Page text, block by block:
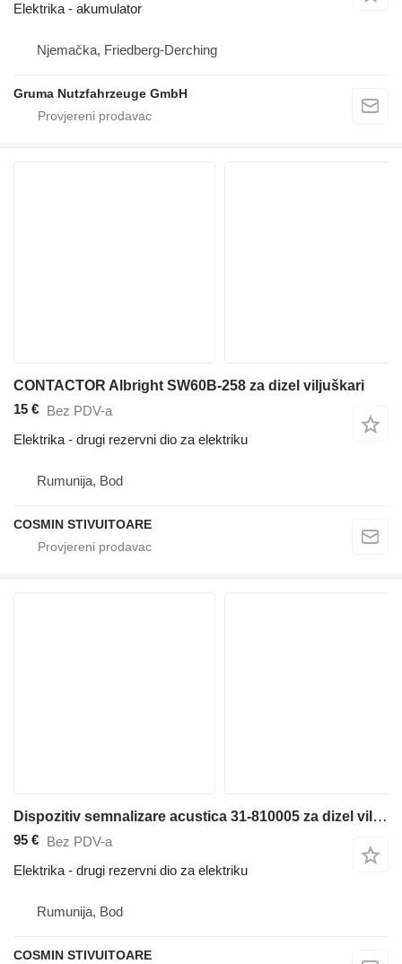
Elektrika - akumulator
Njemačka, Friedberg-Derching
Gruma Nutzfahrzeuge GmbH
CONTACTOR Albright SW60B-258 za dizel viljuškari
15 € Bez PDV-a
Elektrika - drugi rezervni dio za elektriku
Rumunija, Bod
COSMIN STIVUITOARE
Dispozitiv semnalizare acustica 31-810005 za dizel viljuškari
95 € Bez PDV-a
Elektrika - drugi rezervni dio za elektriku
Rumunija, Bod
COSMIN STIVUITOARE